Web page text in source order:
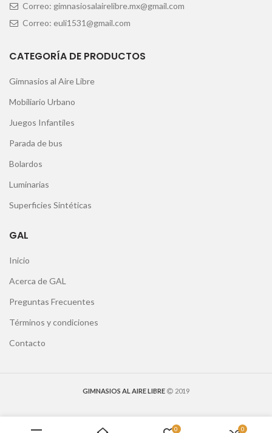
Correo: gimnasiosalairelibre.mx@gmail.com
Correo: euli1531@gmail.com
CATEGORÍA DE PRODUCTOS
Gimnasios al Aire Libre
Mobiliario Urbano
Juegos Infantiles
Parada de bus
Bolardos
Luminarias
Superficies Sintéticas
GAL
Inicio
Acerca de GAL
Preguntas Frecuentes
Términos y condiciones
Contacto
GIMNASIOS AL AIRE LIBRE 2019
0 0